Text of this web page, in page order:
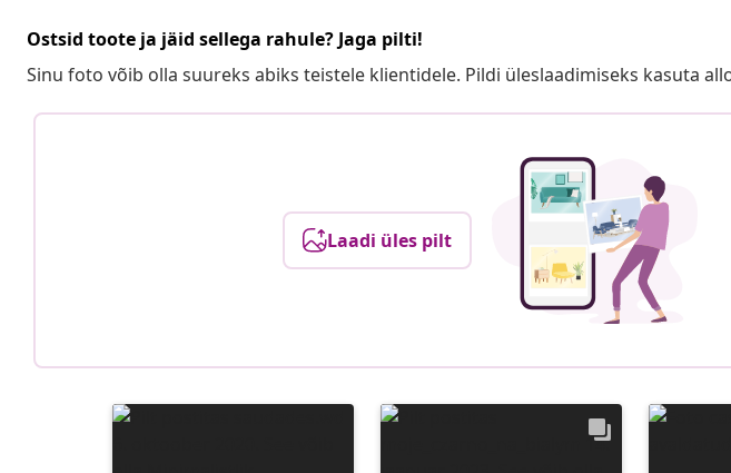
Ostsid toote ja jäid sellega rahule? Jaga pilti!
Sinu foto võib olla suureks abiks teistele klientidele. Pildi üleslaadimiseks kasuta
Laadi üles pilt